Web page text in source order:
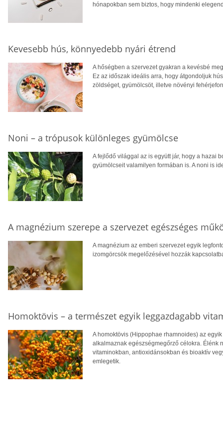
hónapokban sem biztos, hogy mindenki
Kevesebb hús, könnyedebb nyári étrend
A hőségben a szervezet gyakran a kevésbé
Ez az időszak ideális arra, hogy átgondoljuk
zöldséget, gyümölcsöt, illetve növényi
Noni – a trópusok különleges gyümölcse
A fejlődő világgal az is együtt jár, hogy a hazai
gyümölcseit valamilyen formában is. A noni is
A magnézium szerepe a szervezet egészséges
A magnézium az emberi szervezet egyik
izomgörcsök megelőzésével hozzák
Homoktövis – a természet egyik leggazdagabb
A homoktövis (Hippophae rhamnoides) az
alkalmaznak egészségmegőrző célokra. Élénk
vitaminokban, antioxidánsokban és bioaktív
emlegetik.